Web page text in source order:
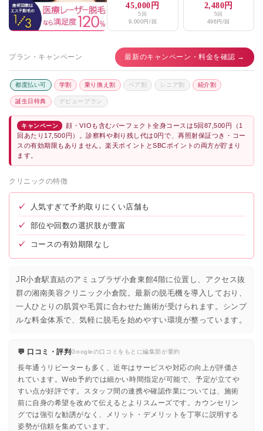
45,000円
5回
9,000円/回
2,480円
5回
496円/回
プラン・キャンペーン 最新のキャンペーン・料金を確認 →
都度払い可 学割 乗り換え割 ペア割 シニア割 紹介割
誕生日特典 デビュープラン
キャンペーン
顔・VIOも含むパーフェクト全身コースは5回87,500円（1
回あたり17,500円）。診察料や剃り残し代は0円で、再照射保証つき・コー
スの有効期限もありません。楽天ポイントとSBCポイントの両方が貯まり
ます。
クリニックの特徴
✓ 人気すぎて予約取りにくい店舗も
✓ 部位や回数の選択肢が豊富
✓ コースの有効期限なし
JR小倉駅直結のアミュプラザ小倉東館4階に位置し、アクセス抜
群の湘南美容クリニック小倉院。最新の脱毛機を導入しており、
一人ひとりの肌質や毛質に合わせた施術が受けられます。シンプ
ルな料金体系で、気軽に脱毛を始めやすい環境が整っています。
💬 口コミ・評判Googleの口コミをもとに編集部が要約
長年通うリピーターも多く、近年はサービスや対応の向上が評価さ
れています。Web予約では細かい時間指定が可能で、予定が立てや
すい点が好評です。スタッフ間の連携や確認作業については、施術
前に自身の希望を改めて伝えるとよりスムーズです。カウンセリン
グでは強引な勧誘がなく、メリット・デメリットを丁寧に説明する
姿勢が信頼を集めています。